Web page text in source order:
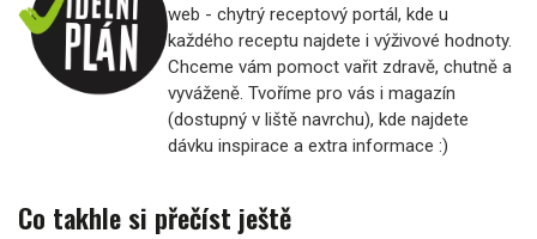
web - chytrý receptový portál, kde u
každého receptu najdete i výživové hodnoty.
Chceme vám pomoct vařit zdravě, chutně a
vyváženě. Tvoříme pro vás i magazín
(dostupný v liště navrchu), kde najdete
dávku inspirace a extra informace :)
Co takhle si přečíst ještě